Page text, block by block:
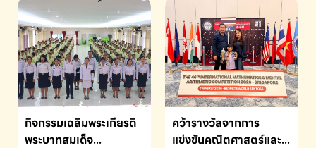
กิจกรรมเฉลิมพระเกียรติ
พระบาทสมเด็จ
คว้ารางวัลจากการ
แข่งขันคณิตศาสตร์และ